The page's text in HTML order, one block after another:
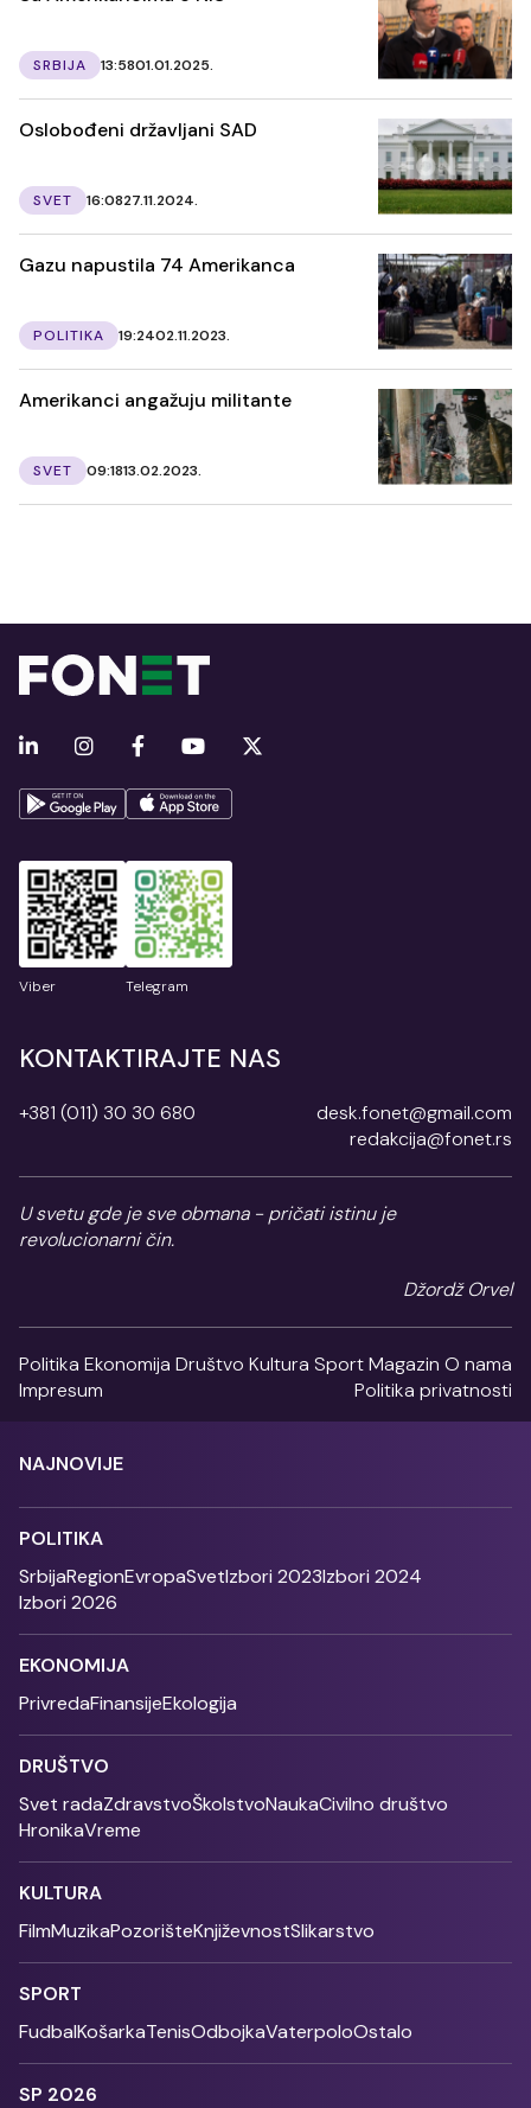
SRBIJA 13:5801.01.2025.
Oslobođeni državljani SAD
SVET 16:0827.11.2024.
Gazu napustila 74 Amerikanca
POLITIKA 19:2402.11.2023.
Amerikanci angažuju militante
SVET 09:1813.02.2023.
Viber Telegram
KONTAKTIRAJTE NAS
+381 (011) 30 30 680
desk.fonet@gmail.com
redakcija@fonet.rs
U svetu gde je sve obmana - pričati istinu je
revolucionarni čin.
Džordž Orvel
Politika Ekonomija Društvo Kultura SportMagazin O nama
Impresum
Politika privatnosti
NAJNOVIJE
POLITIKA
SrbijaRegionEvropaSvetIzbori 2023Izbori 2024
Izbori 2026
EKONOMIJA
PrivredaFinansijeEkologija
DRUŠTVO
Svet radaZdravstvoŠkolstvoNaukaCivilno društvo
HronikaVreme
KULTURA
FilmMuzikaPozorišteKnjiževnostSlikarstvo
SPORT
FudbalKošarkaTenisOdbojkaVaterpoloOstalo
SP 2026